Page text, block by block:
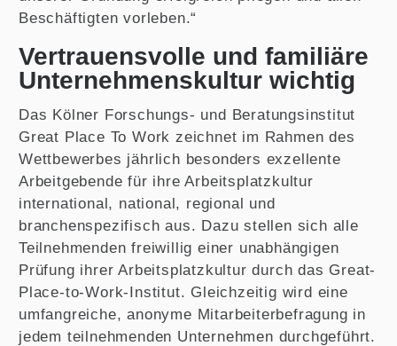
Beschäftigten vorleben.“
Vertrauensvolle und familiäre
Unternehmenskultur wichtig
Das Kölner Forschungs- und Beratungsinstitut
Great Place To Work zeichnet im Rahmen des
Wettbewerbes jährlich besonders exzellente
Arbeitgebende für ihre Arbeitsplatzkultur
international, national, regional und
branchenspezifisch aus. Dazu stellen sich alle
Teilnehmenden freiwillig einer unabhängigen
Prüfung ihrer Arbeitsplatzkultur durch das Great-
Place-to-Work-Institut. Gleichzeitig wird eine
umfangreiche, anonyme Mitarbeiterbefragung in
jedem teilnehmenden Unternehmen durchgeführt.